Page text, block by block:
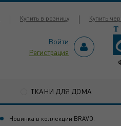
Купить в розницу Купить
Войти
Регистрация
ТКАНИ ДЛЯ ДОМА
Новинка в коллекции BRAVO.